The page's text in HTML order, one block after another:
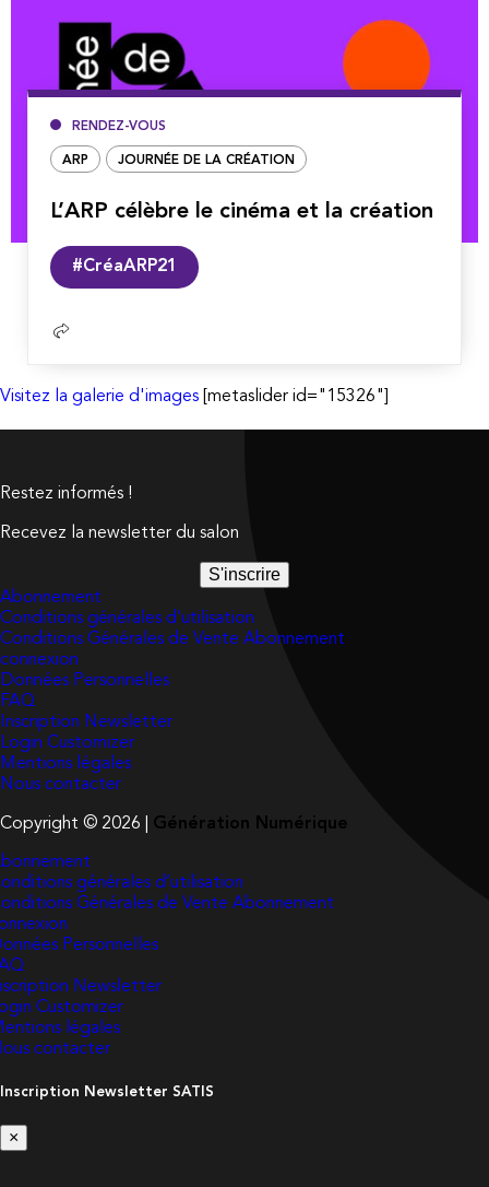
RENDEZ-VOUS
ARP JOURNÉE DE LA CRÉATION
L’ARP célèbre le cinéma et la création
#CréaARP21
Visitez la galerie d'images [metaslider id="15326"]
Restez informés !
Recevez la newsletter du salon
S'inscrire
Abonnement
Conditions générales d’utilisation
Conditions Générales de Vente Abonnement
connexion
Données Personnelles
FAQ
Inscription Newsletter
Login Customizer
Mentions légales
Nous contacter
Copyright © 2026 | Génération Numérique
générales d’utilisation
Générales de Vente Abonnement
Personnelles
Newsletter
Customizer
légales
contacter
Inscription Newsletter SATIS
×